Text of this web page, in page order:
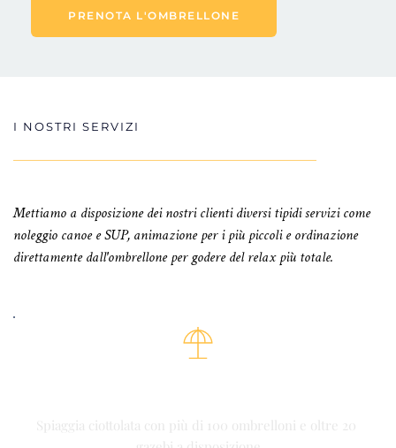
PRENOTA L'OMBRELLONE
I NOSTRI SERVIZI
Mettiamo a disposizione dei nostri clienti diversi tipidi servizi come
noleggio canoe e SUP, animazione per i più piccoli e ordinazione
direttamente dall'ombrellone per godere del relax più totale.
Spiaggia ciottolata con più di 100 ombrelloni e oltre 20